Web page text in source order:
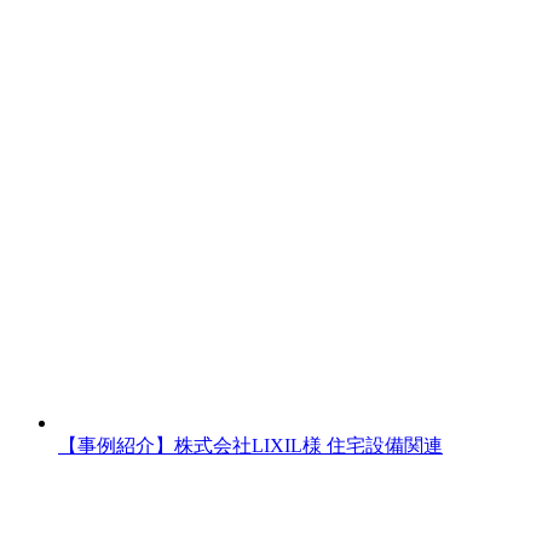
【事例紹介】株式会社LIXIL様 住宅設備関連